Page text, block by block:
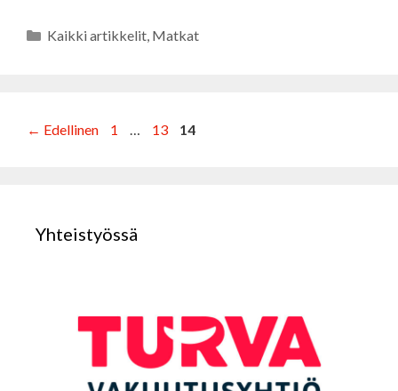
Kategoriat
Kaikki artikkelit, Matkat
← Edellinen Sivu
1 … Sivu
13 Sivu
14
Yhteistyössä